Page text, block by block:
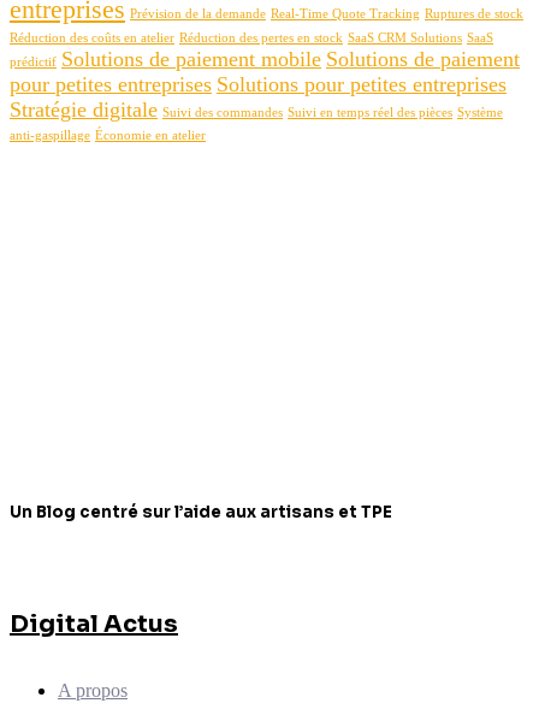
entreprises Prévision de la demande Real-Time Quote Tracking Ruptures de stock
Réduction des coûts en atelier Réduction des pertes en stock SaaS CRM Solutions SaaS
prédictif Solutions de paiement mobile Solutions de paiement
pour petites entreprises Solutions pour petites entreprises
Stratégie digitale Suivi des commandes Suivi en temps réel des pièces Système
anti-gaspillage Économie en atelier
Un Blog centré sur l’aide aux artisans et TPE
Digital Actus
A propos